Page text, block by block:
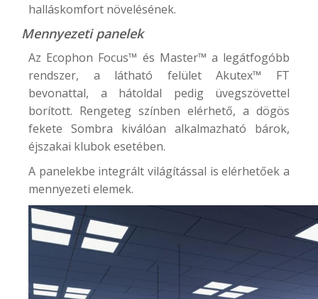
halláskomfort növelésének.
Mennyezeti panelek
Az Ecophon Focus™ és Master™ a legátfogóbb
rendszer, a látható felület Akutex™ FT
bevonattal, a hátoldal pedig üvegszövettel
borított. Rengeteg színben elérhető, a dögös
fekete Sombra kiválóan alkalmazható bárok,
éjszakai klubok esetében.
A panelekbe integrált világítással is elérhetőek a
mennyezeti elemek.